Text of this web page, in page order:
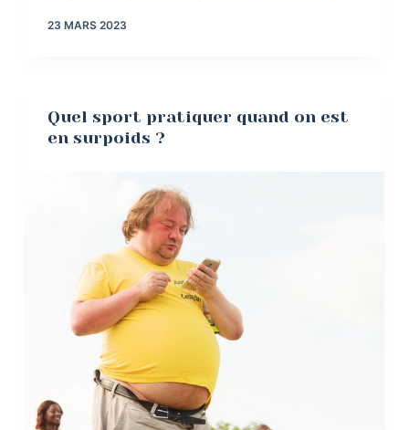
23 MARS 2023
Quel sport pratiquer quand on est
en surpoids ?